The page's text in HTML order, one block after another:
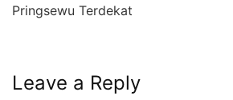
Pringsewu Terdekat
Leave a Reply